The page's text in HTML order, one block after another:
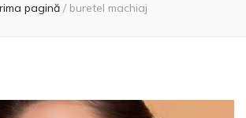
pagină / buretel machiaj